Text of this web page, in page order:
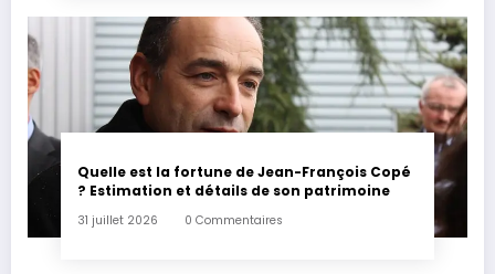
Quelle est la fortune de Jean-François Copé
? Estimation et détails de son patrimoine
31 juillet 2026 0 Commentaires